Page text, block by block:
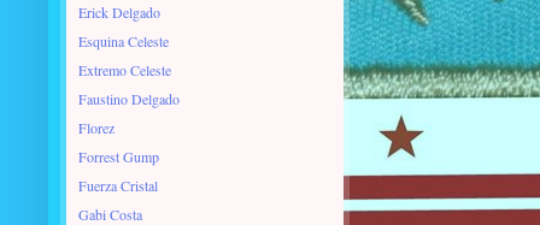
Erick Delgado
Esquina Celeste
Extremo Celeste
Faustino Delgado
Florez
Forrest Gump
Fuerza Cristal
Gabi Costa